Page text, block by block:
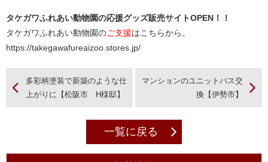
タケガワふれあい動物園の応援グッズ販売サイトOPEN！！
タケガワふれあい動物園のご支援はこちらから。
https://takegawafureaizoo.stores.jp/
多彩柄塗装で新築のような仕
上がりに【松阪市 H様邸】
マンションのユニットバス交
換【伊勢市】
一覧に戻る